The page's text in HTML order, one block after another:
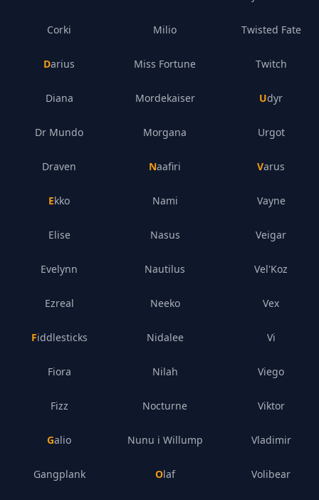
Corki
Darius
Diana
Dr Mundo
Draven
Ekko
Elise
Evelynn
Ezreal
Fiddlesticks
Fiora
Fizz
Galio
Gangplank
Milio
Miss Fortune
Mordekaiser
Morgana
Naafiri
Nami
Nasus
Nautilus
Neeko
Nidalee
Nilah
Nocturne
Nunu i Willump
Olaf
Twisted Fate
Twitch
Udyr
Urgot
Varus
Vayne
Veigar
Vel'Koz
Vex
Vi
Viego
Viktor
Vladimir
Volibear